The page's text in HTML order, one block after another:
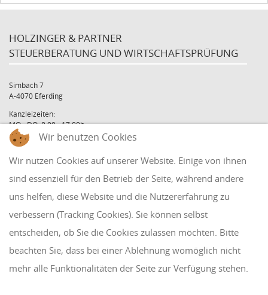
HOLZINGER & PARTNER
STEUERBERATUNG UND WIRTSCHAFTSPRÜFUNG
Simbach 7
A-4070 Eferding
Kanzleizeiten:
MO - DO: 8:00 - 17:00h
FR: 8:00 - 12:00h
Tel: +43 7272 39 79 - 0
Fax: +43 7272 39 79 - 9
QUICKLINKS
Klientenbereich
Disclaimer
Wir benutzen Cookies
Wir nutzen Cookies auf unserer Website. Einige von ihnen
sind essenziell für den Betrieb der Seite, während andere
uns helfen, diese Website und die Nutzererfahrung zu
verbessern (Tracking Cookies). Sie können selbst
entscheiden, ob Sie die Cookies zulassen möchten. Bitte
beachten Sie, dass bei einer Ablehnung womöglich nicht
mehr alle Funktionalitäten der Seite zur Verfügung stehen.